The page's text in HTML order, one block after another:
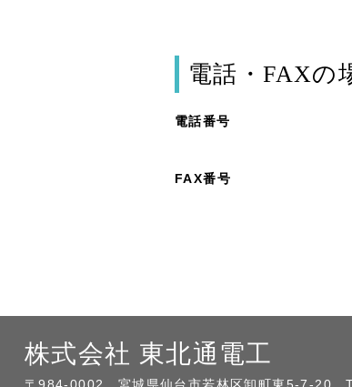
電話・FAXの
電話番号
FAX番号
株式会社 東北通電工